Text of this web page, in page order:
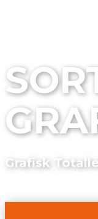
Grafisk